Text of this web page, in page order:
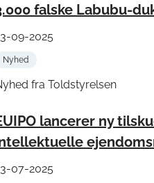
falske Labubu-
09-2025
Nyhed
fra Toldstyrelsen
lancerer ny
07-2025